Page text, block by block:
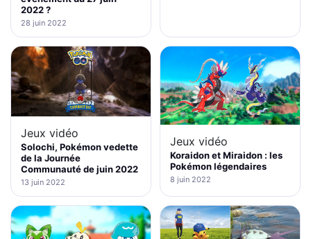
2022 ?
28 juin 2022
Jeux vidéo
Solochi, Pokémon vedette
de la Journée
Communauté de juin 2022
13 juin 2022
Jeux vidéo
Koraidon et Miraidon : les
Pokémon légendaires
8 juin 2022